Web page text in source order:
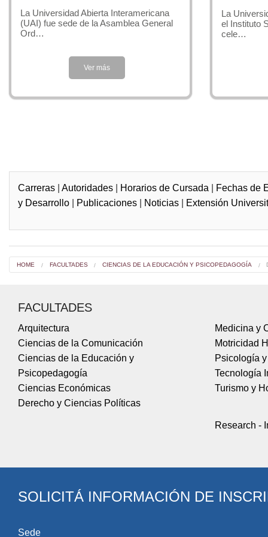
Formar y
áreas y las
Las
Atender,
regiones
PERFIL
El egresado
Habilidad
superior.
La Universidad Abierta Interamericana
(UAI) fue sede de la Asamblea General
Ord…
Ver más
La
el Instituto
cele…
Carreras |Autoridades Horarios de Cursada Fechas de
y Desarrollo
Publicaciones Noticias Extensión
HOME FACULTADES CIENCIAS DE LA EDUCACIÓN Y PSICOPEDAGOGÍA
FACULTADES
Arquitectura
Ciencias de la Comunicación
Ciencias de la Educación y
Psicopedagogía
Ciencias Económicas
Derecho y Ciencias Políticas
Medicina y
Motricidad
Psicología
Tecnología
Turismo y
Research -
SOLICITÁ INFORMACIÓN DE
Sede